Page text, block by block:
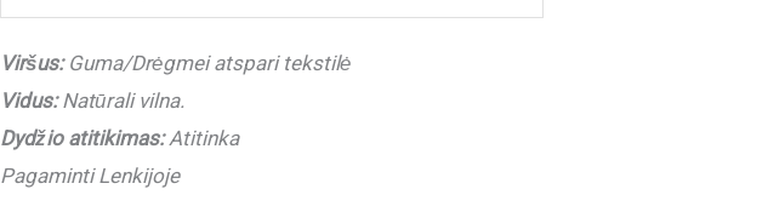
(22-
29)
Viršus: Guma/Drėgmei atspari tekstilė
Vidus:Natūrali vilna.
Dydžio atitikimas:Atitinka
Pagaminti Lenkijoje